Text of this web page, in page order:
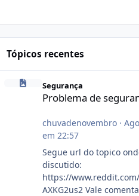
Tópicos recentes
Problema de segurança no csf
Segurança
Problema de
chuvadenovembro·
em 22:57
Segue url do topico
discutido:
https://
AXKG2us2 Vale